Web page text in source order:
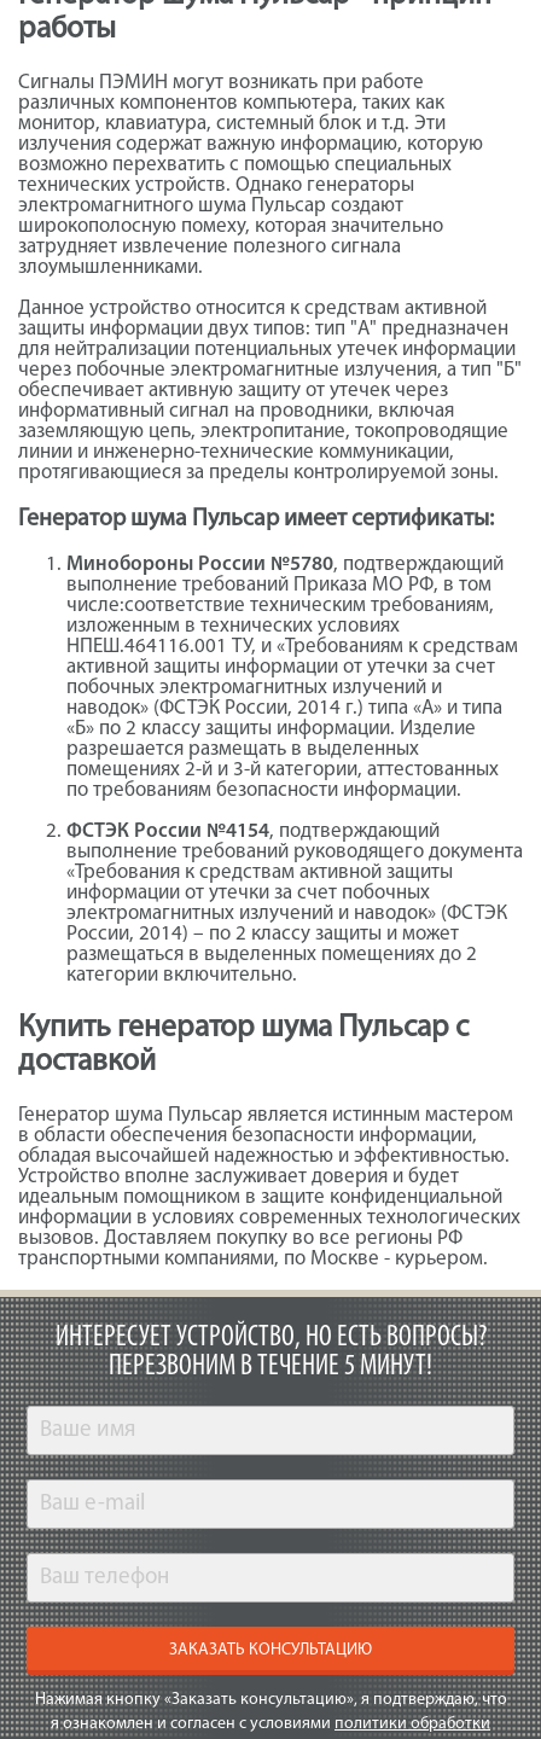
работы
Сигналы ПЭМИН могут возникать при работе
различных компонентов компьютера, таких как
монитор, клавиатура, системный блок и т.д. Эти
излучения содержат важную информацию, которую
возможно перехватить с помощью специальных
технических устройств. Однако генераторы
электромагнитного шума Пульсар создают
широкополосную помеху, которая значительно
затрудняет извлечение полезного сигнала
злоумышленниками.
Данное устройство относится к средствам активной
защиты информации двух типов: тип "А" предназначен
для нейтрализации потенциальных утечек информации
через побочные электромагнитные излучения, а тип "Б"
обеспечивает активную защиту от утечек через
информативный сигнал на проводники, включая
заземляющую цепь, электропитание, токопроводящие
линии и инженерно-технические коммуникации,
протягивающиеся за пределы контролируемой зоны.
Генератор шума Пульсар имеет сертификаты:
Минобороны России №5780, подтверждающий
выполнение требований Приказа МО РФ, в том
числе:соответствие техническим требованиям,
изложенным в технических условиях
НПЕШ.464116.001 ТУ, и «Требованиям к средствам
активной защиты информации от утечки за счет
побочных электромагнитных излучений и
наводок» (ФСТЭК России, 2014 г.) типа «А» и типа
«Б» по 2 классу защиты информации. Изделие
разрешается размещать в выделенных
помещениях 2-й и 3-й категории, аттестованных
по требованиям безопасности информации.
ФСТЭК России №4154, подтверждающий
выполнение требований руководящего документа
«Требования к средствам активной защиты
информации от утечки за счет побочных
электромагнитных излучений и наводок» (ФСТЭК
России, 2014) – по 2 классу защиты и может
размещаться в выделенных помещениях до 2
категории включительно.
Купить генератор шума Пульсар с
доставкой
Генератор шума Пульсар является истинным мастером
в области обеспечения безопасности информации,
обладая высочайшей надежностью и эффективностью.
Устройство вполне заслуживает доверия и будет
идеальным помощником в защите конфиденциальной
информации в условиях современных технологических
вызовов. Доставляем покупку во все регионы РФ
транспортными компаниями, по Москве - курьером.
ИНТЕРЕСУЕТ УСТРОЙСТВО, НО ЕСТЬ ВОПРОСЫ?
ПЕРЕЗВОНИМ В ТЕЧЕНИЕ 5 МИНУТ!
ЗАКАЗАТЬ КОНСУЛЬТАЦИЮ
Нажимая кнопку «Заказать консультацию», я подтверждаю, что
я ознакомлен и согласен с условиями политики обработки